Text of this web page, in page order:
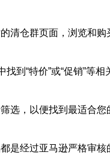
清仓群页面，浏览和购
到“特价”或“促销”等
选，以便找到最适合
是经过亚马逊严格审